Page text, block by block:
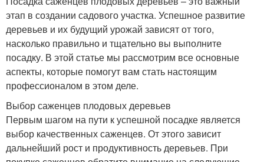
этап в создании садового участка. Успешное развитие
деревьев и их будущий урожай зависят от того,
насколько правильно и тщательно вы выполните
посадку. В этой статье мы рассмотрим все основные
аспекты, которые помогут вам стать настоящим
профессионалом в этом деле.
Выбор саженцев плодовых деревьев
Первым шагом на пути к успешной посадке является
выбор качественных саженцев. От этого зависит
дальнейший рост и продуктивность деревьев. При